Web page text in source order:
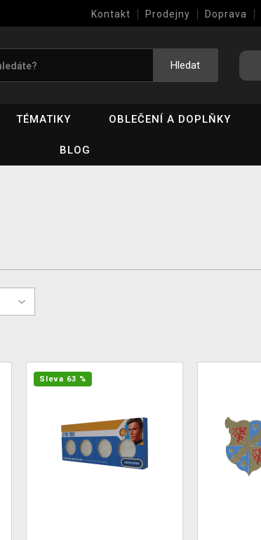
Kontakt Prodejny Doprava
Hledat
TÉMATIKY OBLEČENÍ A DOPLŇKY
BLOG
Sleva 63 %